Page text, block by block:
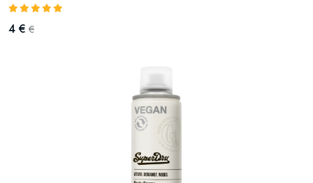
4 € €